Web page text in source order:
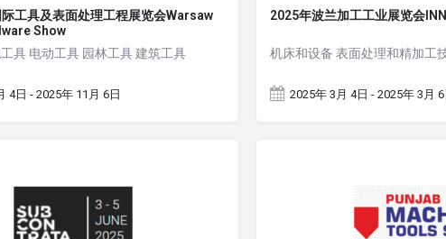
工具及表面处理工程展览会Warsaw
Show
具 电动工具 园林工具 建筑工具
4日 - 2025年 11月 6日
2025年波兰加工工业展览会
机床和设备 表面处理和精加工
2025年 3月 4日 - 2025年 3月 6